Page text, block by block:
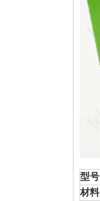
型号
材料